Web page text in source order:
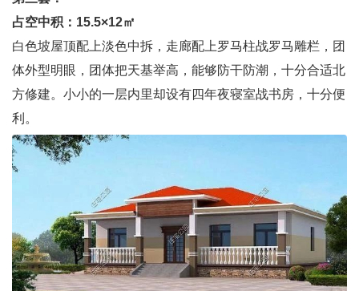
占空中积：15.5×12㎡
白色坡屋顶配上淡色中拆，走廊配上罗马柱战罗马雕栏，团
体外型明眼，团体把天基举高，能够防干防潮，十分合适北
方修建。小小的一层内里却设有四年夜寝室战书房，十分便
利。